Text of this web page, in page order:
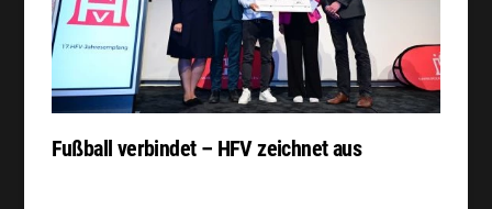
Fußball verbindet – HFV zeichnet aus